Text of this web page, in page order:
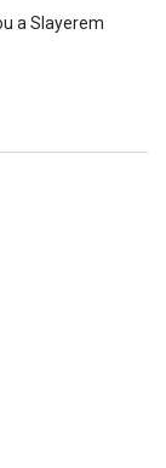
a Slayerem